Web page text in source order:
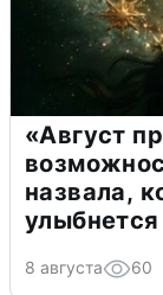
«Август
назвала,
8 августа 60